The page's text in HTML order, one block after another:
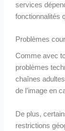
services
fonctionnalités
Problèmes
Comme avec
problèmes
chaînes
de l’image en
De plus,
restrictions